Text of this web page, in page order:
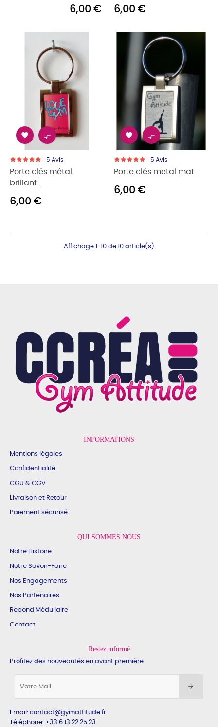
6,00 € 6,00 €
 
5 Avis
Porte clés métal
brillant...
6,00 €
 
5 Avis
Porte clés metal mat...
6,00 €
Affichage 1-10 de 10 article(s)
INFORMATIONS
Mentions légales
Confidentialité
CGU & CGV
Livraison et Retour
Paiement sécurisé
QUI SOMMES NOUS
Notre Histoire
Notre Savoir-Faire
Nos Engagements
Nos Partenaires
Rebond Médullaire
Contact
Restez informé
Profitez des nouveautés en avant première
Email : contact@gymattitude.fr
Téléphone: +33 6 13 22 25 23